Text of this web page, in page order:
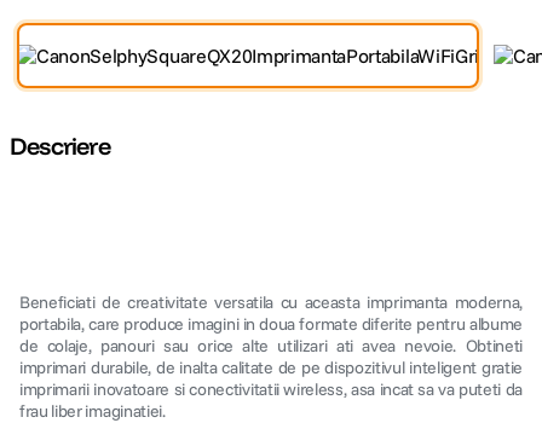
3. trepied telefon
8. dji mic mini
9. dji osmo
Descriere
Beneficiati de creativitate versatila cu aceasta imprimanta moderna,
portabila, care produce imagini in doua formate diferite pentru albume
de colaje, panouri sau orice alte utilizari ati avea nevoie. Obtineti
imprimari durabile, de inalta calitate de pe dispozitivul inteligent gratie
imprimarii inovatoare si conectivitatii wireless, asa incat sa va puteti da
frau liber imaginatiei.